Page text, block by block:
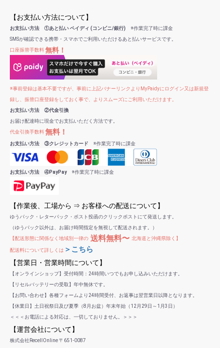
【お支払い方法について】
お支払い方法 ①あと払い ペイディ (コンビニ/銀行) ※作業完了時に課金
SMSが確認できる携帯・スマホでご利用いただけるあと払いサービスです。
口座振替手数料無料！
※事前登録は基本不要ですが、事前に上記バナーリンクよりMyPaidyにログイン又は新規登
録し、振替口座登録をしておく事で、よりスムーズにご利用いただけます。
お支払い方法 ②代金引換
お届け配達時に現金でお支払いただく方法です。
代金引換手数料無料！
お支払い方法 ③クレジットカード ※作業完了時に課金
お支払い方法 ④PayPay※作業完了時に課金
【作業後、工場から ⇒ お客様への配送について】
ゆうパック・レターパック・ポスト投函のクリックポストにて発送します。
（ゆうパック以外は、お届け時間指定を無視して配送されます。）
【配送形態に関係なく地域別一律の 送料無料〜 北海道と沖縄県除く】
配送料について詳しくは ＞こちら
【営業日・営業時間について】
【オンラインショップ】受付時間：24時間いつでもお申し込みいただけます。
【リセルバッテリーの受取】年中無休です。
【お問い合わせ】各種フォームより24時間受付、お返事は翌営業日以降となります。
【休業日】土日祝祭日及び夏季（8月お盆）年末年始（12月29日～1月3日）
＜＜＜お電話による対応は、一切しておりません。＞＞＞
【運営会社について】
株式会社RecellOnline 〒651-0087